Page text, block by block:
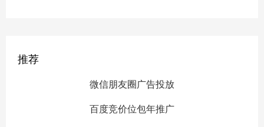
推荐
微信朋友圈广告投放
百度竞价位包年推广